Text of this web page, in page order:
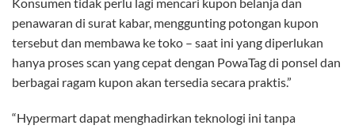
penawaran di surat kabar, menggunting potongan kupon
tersebut dan membawa ke toko – saat ini yang diperlukan
hanya proses scan yang cepat dengan PowaTag di ponsel dan
berbagai ragam kupon akan tersedia secara praktis.”
“Hypermart dapat menghadirkan teknologi ini tanpa